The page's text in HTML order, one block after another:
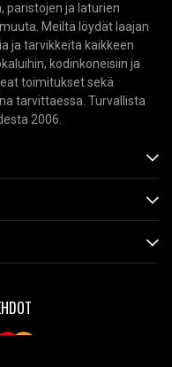
paristojen ja laturien
Meiltä löydät laajan
ja tarvikkeita kaikkeen
kodinkoneisiin ja
toimitukset sekä
tarvittaessa. Turvallista
2006.